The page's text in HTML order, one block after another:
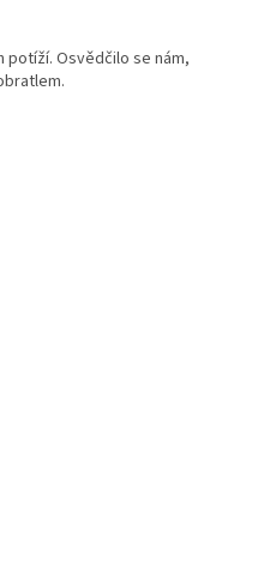
potíží. Osvědčilo se nám,